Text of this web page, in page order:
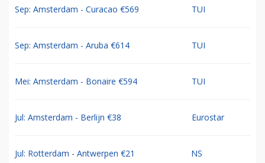
Sep: Amsterdam - Curacao €569 TUI
Sep: Amsterdam - Aruba €614 TUI
Mei: Amsterdam - Bonaire €594 TUI
Jul: Amsterdam - Berlijn €38 Eurostar
Jul: Rotterdam - Antwerpen €21 NS